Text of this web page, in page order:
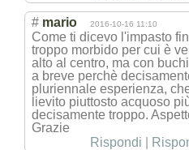
# mario 2016-10-16 11:10
Come ti dicevo l'impasto
troppo morbido per cui è
alto al centro, ma con
a breve perchè
pluriennale esperienza,
lievito piuttosto acquoso
decisamente troppo.
Grazie
Rispondi